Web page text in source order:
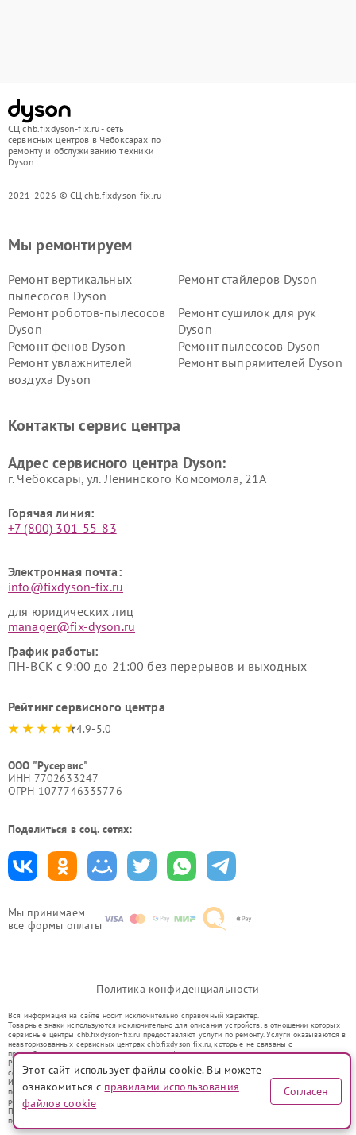
СЦ chb.fixdyson-fix.ru - сеть
сервисных центров в Чебоксарах по
ремонту и обслуживанию техники
Dyson
2021-2026 © СЦ chb.fixdyson-fix.ru
Мы принимаем
все формы оплаты
Мы ремонтируем
Ремонт вертикальных
пылесосов Dyson
Ремонт стайлеров Dyson
Ремонт роботов-пылесосов
Dyson
Ремонт сушилок для рук
Dyson
Ремонт фенов Dyson
Ремонт пылесосов Dyson
Ремонт увлажнителей
воздуха Dyson
Ремонт выпрямителей Dyson
Контакты сервис центра
Адрес сервисного центра Dyson:
г. Чебоксары, ул. Ленинского Комсомола, 21А
Горячая линия:
+7 (800) 301-55-83
Электронная почта:
info@fixdyson-fix.ru
для юридических лиц
manager@fix-dyson.ru
График работы:
ПН-ВСК с 9:00 до 21:00 без перерывов и выходных
Рейтинг сервисного центра
4.9-5.0
ООО "Русервис"
ИНН 7702633247
ОГРН 1077746335776
Поделиться в соц. сетях:
Политика конфиденциальности
Вся информация на сайте носит исключительно справочный характер.
Товарные знаки используются исключительно для описания устройств, в отношении которых
сервисные центры chb.fixdyson-fix.ru предоставляют услуги по ремонту. Услуги оказываются в
неавторизованных сервисных центрах chb.fixdyson-fix.ru, которые не связаны с
правообладателями товарных знаков или их официальными представителями.
Ремонт осуществляется для устройств, уже введенных в гражданский оборот в соответствии
со статьей 1487 ГК РФ.
Использование товарных знаков не преследует цели индивидуализации услуг или введения
потребителей в заблуждение, а служит для информирования о предоставляемых услугах по
ремонту техники указанных брендов.
Представленная на сайте информация не является публичной офертой, определяемой
положениями Статьи 437(2) Гражданского кодекса РФ
Этот сайт использует файлы cookie. Вы можете
ознакомиться с правилами использования
файлов cookie
Согласен